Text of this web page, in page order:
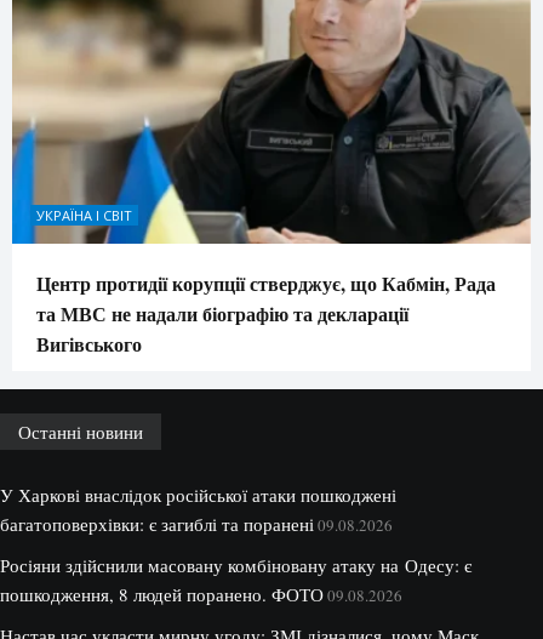
УКРАЇНА І СВІТ
Центр протидії корупції стверджує, що Кабмін, Рада
та МВС не надали біографію та декларації
Вигівського
Останні новини
У Харкові внаслідок російської атаки пошкоджені
багатоповерхівки: є загиблі та поранені09.08.2026
Росіяни здійснили масовану комбіновану атаку на Одесу: є
пошкодження, 8 людей поранено. ФОТО09.08.2026